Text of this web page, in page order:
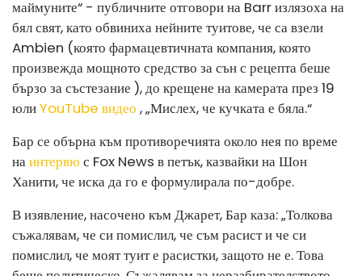
маймуните“ - публичните отговори на Barr излязоха на
бял свят, като обвиниха нейните туитове, че са взели
Ambien (която фармацевтичната компания, която
произвежда мощното средство за сън с рецепта беше
бързо за състезание ), до крещене на камерата през 19
юлиYouTube видео , „Мислех, че кучката е бяла.“
Бар се обърна към противоречията около нея по време
наинтервю с Fox News в петък, казвайки на Шон
Ханити, че иска да го е формулирала по-добре.
В изявление, насочено към Джарет, Бар каза: „Толкова
съжалявам, че си помислил, че съм расист и че си
помислил, че моят туит е расистки, защото не е. Това